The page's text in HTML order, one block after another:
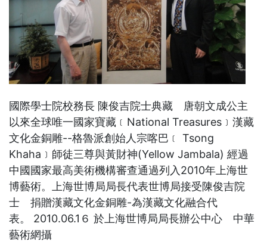
國際學士院校務長 陳俊吉院士典藏 唐朝文成公主
以來全球唯一國家寶藏﹝National Treasures﹞漢藏
文化金銅雕--格魯派創始人宗喀巴﹝ Tsong
Khaha﹞師徒三尊與黃財神(Yellow Jambala) 經過
中國國家最高美術機構審查通過列入2010年上海世
博藝術。上海世博局局長代表世博局接受陳俊吉院
士 捐贈漢藏文化金銅雕-為漢藏文化融合代
表。 2010.06.1６ 於上海世博局局長辦公中心 中華
藝術網攝